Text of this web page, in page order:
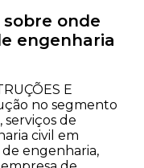
onde
engenharia
E
no segmento
serviços de
civil em
engenharia,